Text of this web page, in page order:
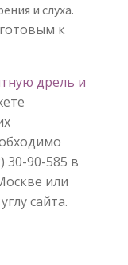
и слуха.
к
дрель и
30-90-585 в
или
сайта.